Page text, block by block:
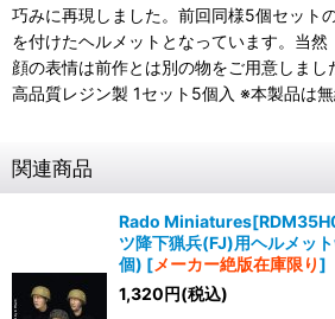
巧みに再現しました。前回同様5個セット
を付けたヘルメットとなっています。当然
顔の表情は前作とは別の物をご用意しまし
高品質レジン製 1セット5個入 ※本製品は無
関連商品
Rado
ツ降下猟兵(FJ)用ヘルメッ
個) [メーカー絶版在庫限り]
1,320円(税込)